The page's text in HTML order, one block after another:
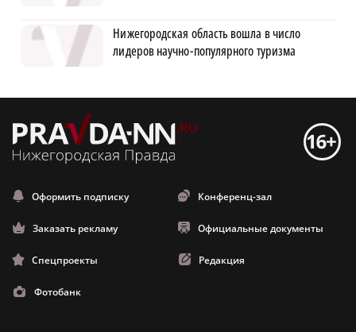
Нижегородская область вошла в число
лидеров научно-популярного туризма
Оформить подписку Конференц-зал
Заказать рекламу Официальные документы
Спецпроекты Редакция
Фотобанк